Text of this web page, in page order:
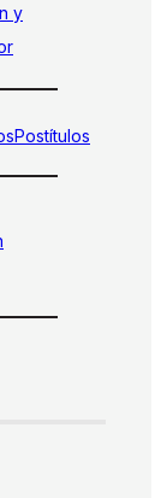
y
Postítulos